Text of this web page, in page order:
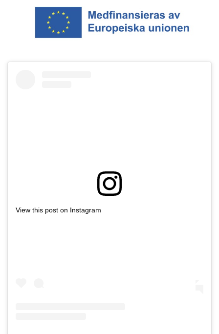
View this post on Instagram